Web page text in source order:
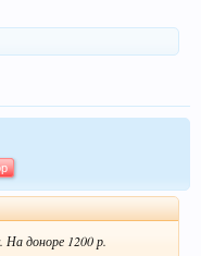
доноре 1200 р.